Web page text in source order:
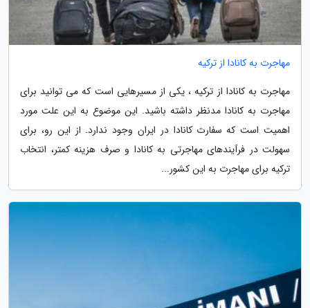
مهاجرت به کانادا از ترکیه
مهاجرت به کانادا از ترکیه ، یکی از مسیرهایی است که می توانید برای
مهاجرت به کانادا مدنظر داشته باشید. این موضوع به این علت مورد
اهمیت است که سفارت کانادا در ایران وجود ندارد. از این رو، برای
سهولت در فرآیندهای مهاجرتی به کانادا و صرف هزینه کمتر، انتخاب
ترکیه برای مهاجرت به این کشور...